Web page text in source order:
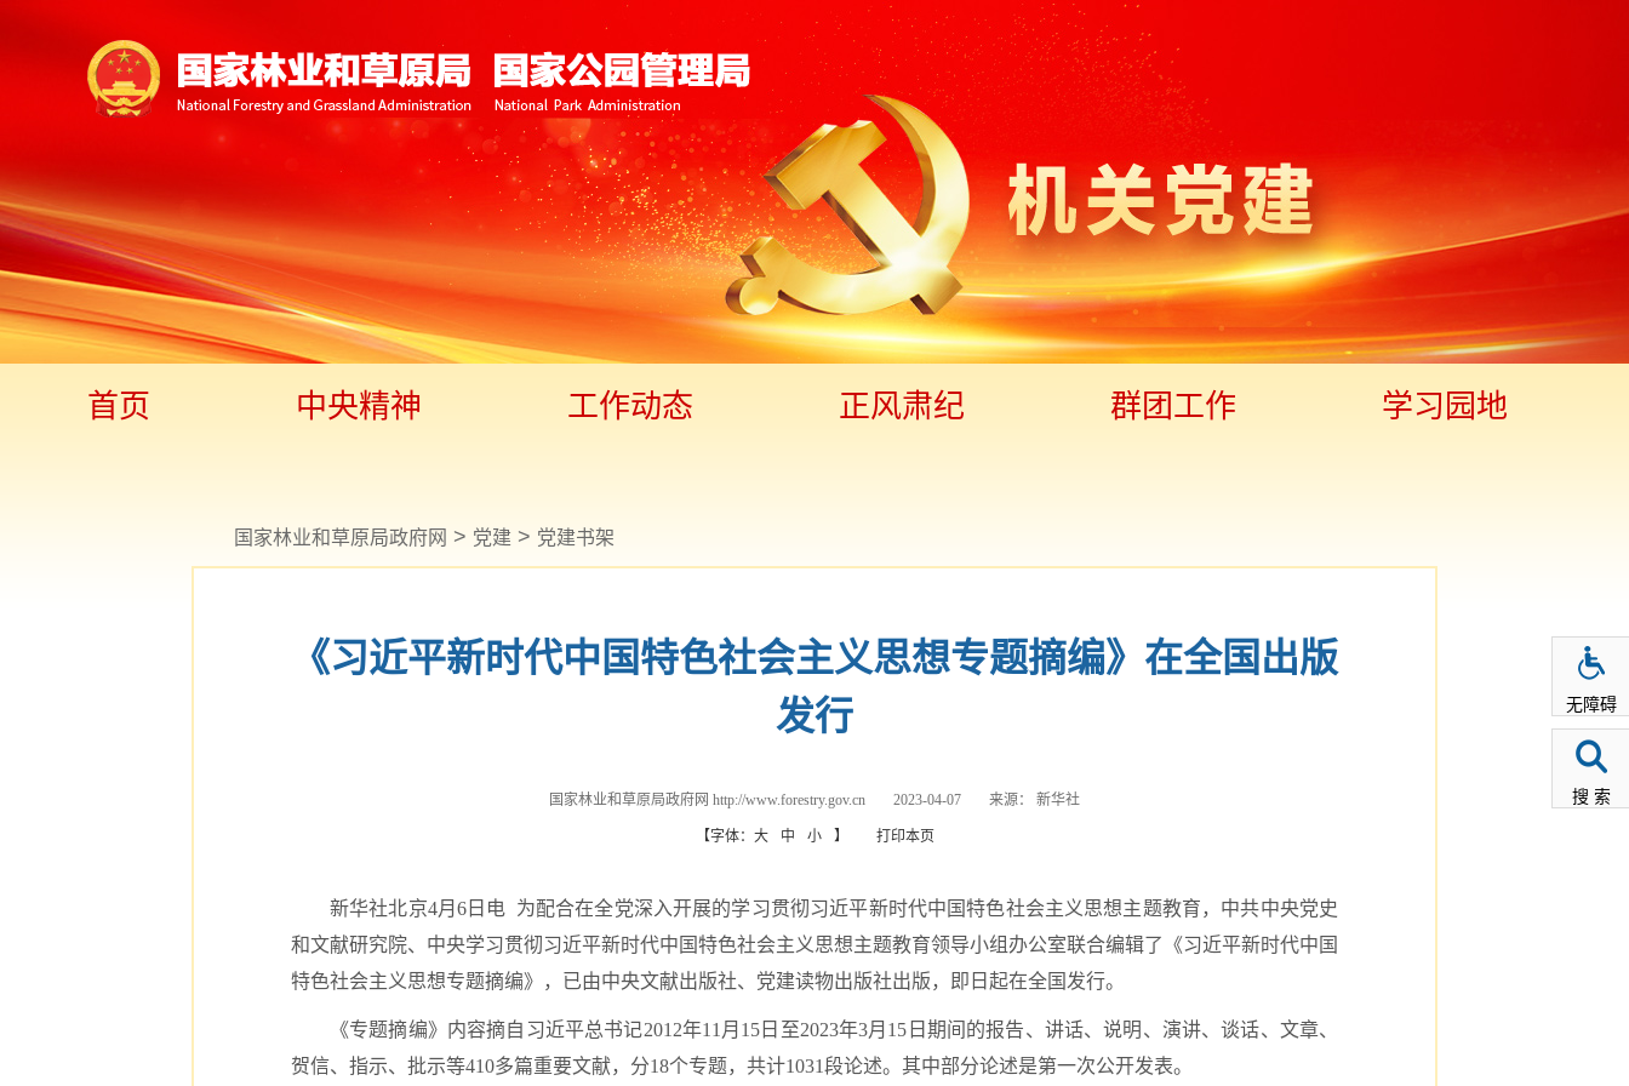
首页 中央精神 工作动态 正风肃纪 群团工作 学习园地
国家林业和草原局政府网 > 党建 > 党建书架
《习近平新时代中国特色社会主义思想专题摘编》在全国出版
发行
国家林业和草原局政府网 http://www.forestry.gov.cn 2023-04-07 来源： 新华社
【字体： 大 中 小 】 打印本页
新华社北京4月6日电 为配合在全党深入开展的学习贯彻习近平新时代中国特色社会主义思想主题教育，中共中央党史
和文献研究院、中央学习贯彻习近平新时代中国特色社会主义思想主题教育领导小组办公室联合编辑了《习近平新时代中国
特色社会主义思想专题摘编》，已由中央文献出版社、党建读物出版社出版，即日起在全国发行。
《专题摘编》内容摘自习近平总书记2012年11月15日至2023年3月15日期间的报告、讲话、说明、演讲、谈话、文章、
贺信、指示、批示等410多篇重要文献，分18个专题，共计1031段论述。其中部分论述是第一次公开发表。
无障碍
搜 索